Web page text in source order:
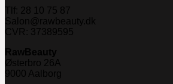
Tlf: 28 10 75 87
Salon@rawbeauty.dk
CVR: 37389595
RawBeauty
Østerbro 26A
9000 Aalborg